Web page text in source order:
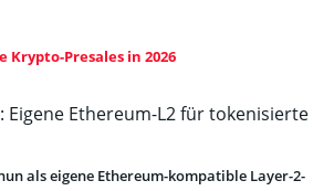
Krypto-Presales in 2026
Eigene Ethereum-L2 für tokenisierte
als eigene Ethereum-kompatible Layer-2-